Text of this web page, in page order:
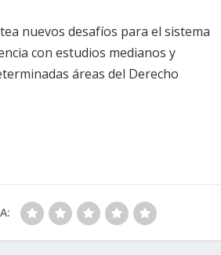
nuevos desafíos para el sistema
con estudios medianos y
áreas del Derecho